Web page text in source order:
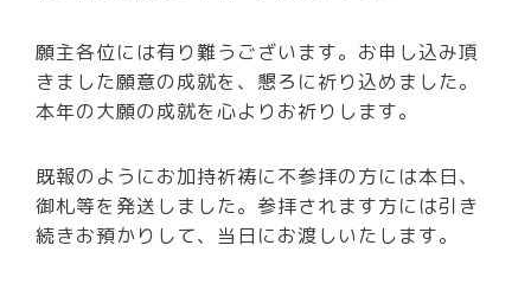
願主各位には有り難うございます。お申し込み頂
きました願意の成就を、懇ろに祈り込めました。
本年の大願の成就を心よりお祈りします。
既報のようにお加持祈祷に不参拝の方には本日、
御札等を発送しました。参拝されます方には引き
続きお預かりして、当日にお渡しいたします。